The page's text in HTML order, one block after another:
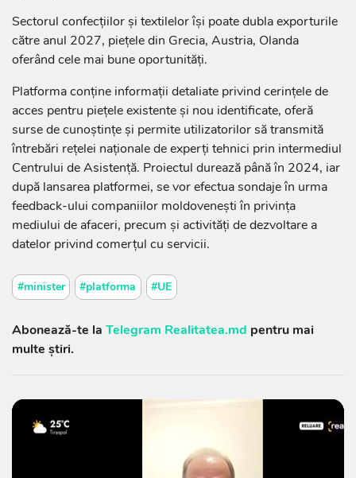
Sectorul confecțiilor și textilelor își poate dubla exporturile
către anul 2027, piețele din Grecia, Austria, Olanda
oferând cele mai bune oportunități.
Platforma conține informații detaliate privind cerințele de
acces pentru piețele existente și nou identificate, oferă
surse de cunoștințe și permite utilizatorilor să transmită
întrebări rețelei naționale de experți tehnici prin intermediul
Centrului de Asistență. Proiectul durează până în 2024, iar
după lansarea platformei, se vor efectua sondaje în urma
feedback-ului companiilor moldovenești în privința
mediului de afaceri, precum și activități de dezvoltare a
datelor privind comerțul cu servicii.
#minister #platforma #UE
Abonează-te la Telegram Realitatea.md pentru mai
multe știri.